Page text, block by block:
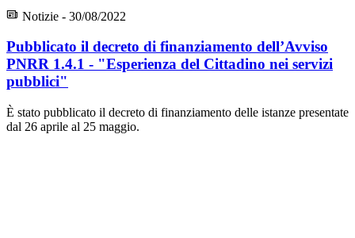
Notizie - 30/08/2022
Pubblicato il decreto di finanziamento dell’Avviso
PNRR 1.4.1 - "Esperienza del Cittadino nei servizi
pubblici"
È stato pubblicato il decreto di finanziamento delle istanze presentate
dal 26 aprile al 25 maggio.